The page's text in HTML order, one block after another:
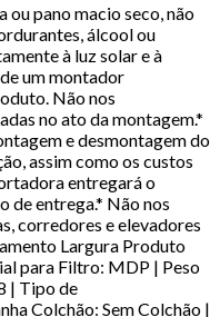
ou pano macio seco, não
álcool ou
à luz solar e à
um montador
Não nos
no ato da montagem.*
e desmontagem do
assim como os custos
entregará o
de entrega.* Não nos
corredores e elevadores
Largura Produto
para Filtro: MDP | Peso
| Tipo de
Colchão: Sem Colchão |